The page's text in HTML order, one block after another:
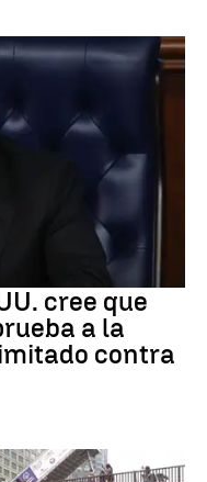
cree que
a la
contra